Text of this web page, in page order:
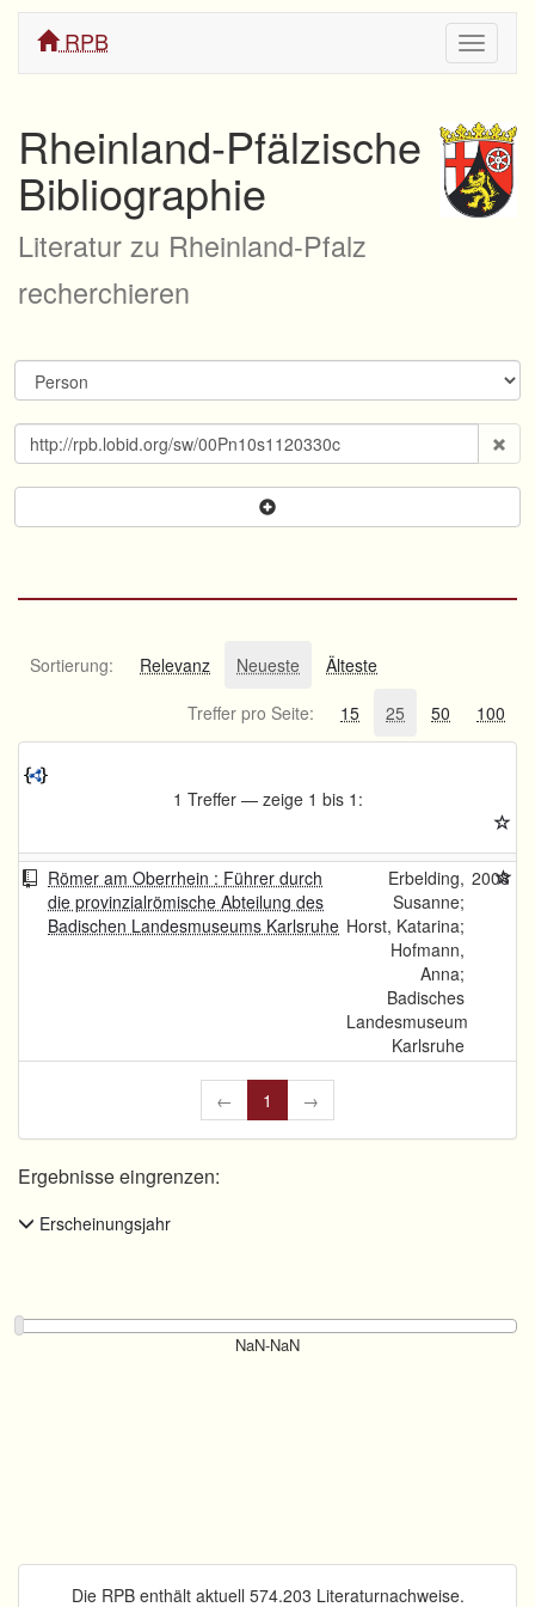
ein/
RPB
Rheinland-Pfälzische
Bibliographie
Literatur zu Rheinland-Pfalz
recherchieren
Sortierung: Relevanz Neueste
Älteste
Treffer pro Seite:
15 25 50 100
1 Treffer — zeige 1 bis 1:
Römer am Oberrhein : Führer durch
die provinzialrömische Abteilung des
Badischen Landesmuseums Karlsruhe
Erbelding,
Susanne;
Horst, Katarina;
Hofmann,
Anna;
Badisches
Landesmuseum
Karlsruhe
2008
← 1 →
Ergebnisse eingrenzen:
Erscheinungsjahr
Die RPB enthält aktuell 574.203 Literaturnachweise.